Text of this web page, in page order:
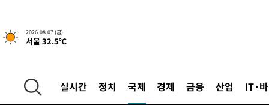
2026.08.07 (금)
서울 32.5℃
실시간 정치 국제 경제 금융 산업 IT·
운드는 임시"
-15697초 전 >"낮 기온 소폭 하락"…수도권 폭염중대경보, 폭염경보로 하향
-15661초 전 >[속보]이 대통령, '호우피해' 안동·의성 관할 4개 면 특별재난
갈 수도
-13595초 전 >
낮 최고 37도 찜통더위…곳곳 소나기·강원 많은 비[내일날씨]
-11901초 전 >